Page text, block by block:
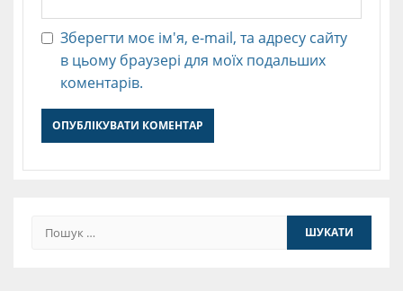
Зберегти моє ім'я, e-mail, та адресу сайту
в цьому браузері для моїх подальших
коментарів.
Пошук: